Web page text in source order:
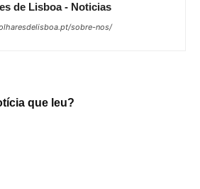
de Lisboa - Noticias
sobre-nos/
que leu?